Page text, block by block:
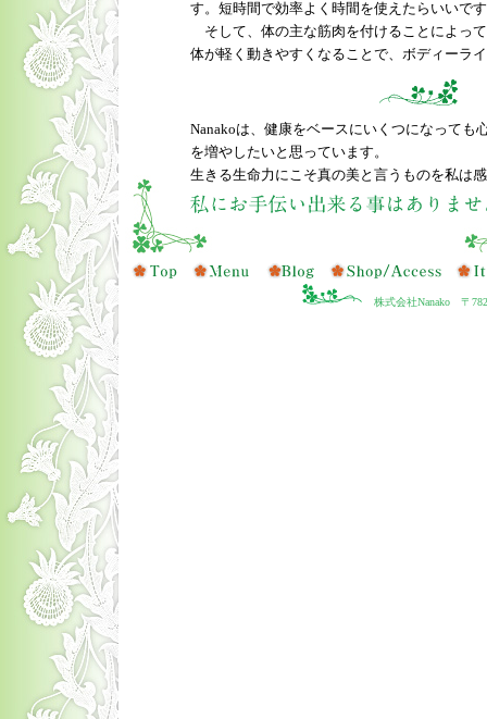
す。短時間で効率よく時間を使えたらいいで
そして、体の主な筋肉を付けることによっ
体が軽く動きやすくなることで、ボディーラ
Nanakoは、健康をベースにいくつになっても
を増やしたいと思っています。
生きる生命力にこそ真の美と言うものを私は
株式会社Nanako 〒